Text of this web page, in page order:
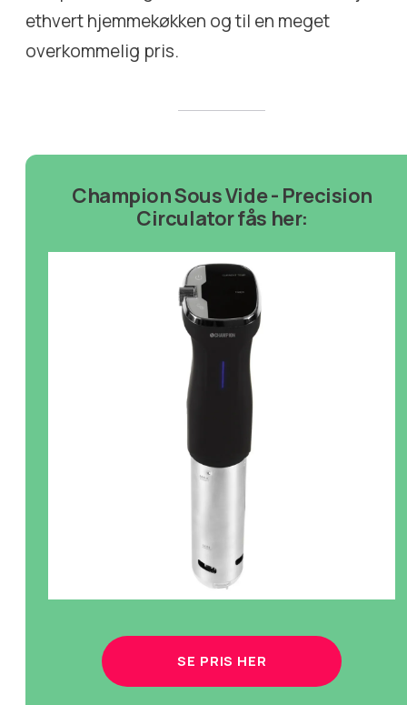
ethvert hjemmekøkken og til en meget
overkommelig pris.
Champion Sous Vide - Precision
Circulator fås her:
SE PRIS HER